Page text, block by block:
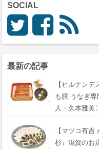
SOCIAL
最新の記事
【ヒルナン
も膳 うなぎ
人・久本雅美〕
【マツコ有吉
杉』滋賀のお